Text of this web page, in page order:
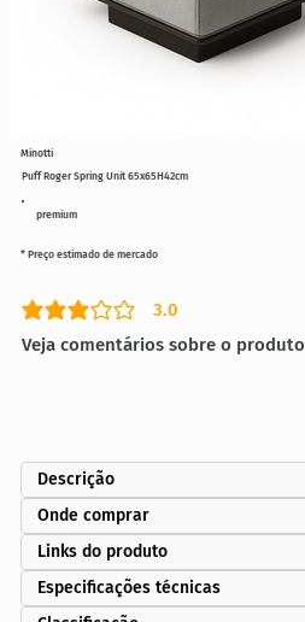
premium
Puff Roger Spring Unit 65x65H42cm
3.0
classificação média é 3 de 5
Veja comentários sobre o produto
* Preço estimado de mercado
Minotti
Descrição
Onde comprar
Links do produto
Especificações técnicas